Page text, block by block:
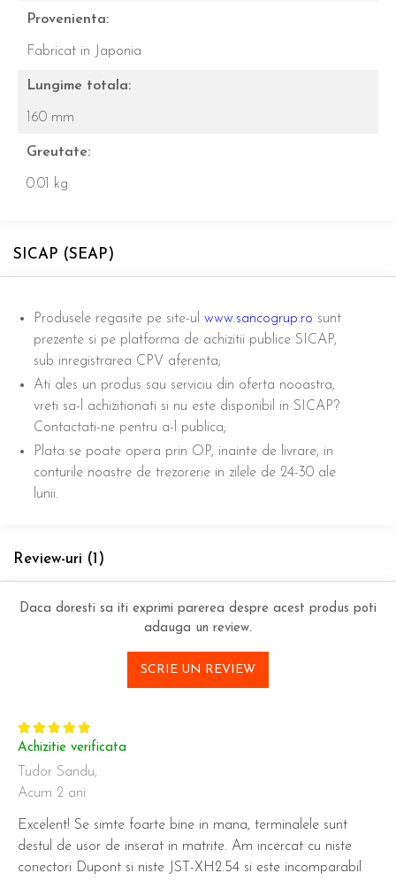
Provenienta:
Fabricat in Japonia
Lungime totala:
160 mm
Greutate:
0.01 kg
SICAP (SEAP)
Produsele regasite pe site-ul www.sancogrup.ro sunt
prezente si pe platforma de achizitii publice SICAP,
sub inregistrarea CPV aferenta;
Ati ales un produs sau serviciu din oferta nooastra,
vreti sa-l achizitionati si nu este disponibil in SICAP?
Contactati-ne pentru a-l publica;
Plata se poate opera prin OP, inainte de livrare, in
conturile noastre de trezorerie in zilele de 24-30 ale
lunii.
Review-uri (1)
Daca doresti sa iti exprimi parerea despre acest produs poti
adauga un review.
SCRIE UN REVIEW
Achizitie verificata
Tudor Sandu,
Acum 2 ani
Excelent! Se simte foarte bine in mana, terminalele sunt
destul de usor de inserat in matrite. Am incercat cu niste
conectori Dupont si niste JST-XH2.54 si este incomparabil